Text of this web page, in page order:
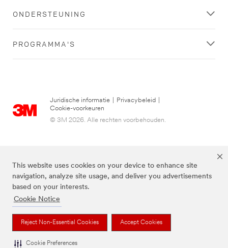
This website uses cookies on your device to enhance site
navigation, analyze site usage, and deliver you advertisements
based on your interests.
Cookie Notice
Reject Non-Essential Cookies Accept Cookies
Cookie Preferences
ONDERSTEUNING
PROGRAMMA'S
Juridische informatie Privacybeleid
Cookie-voorkeuren
© 3M 2026. Alle rechten voorbehouden.
3M, Post-it® en de kleur Canary Yellow™ zijn handelsmerken van 3M.